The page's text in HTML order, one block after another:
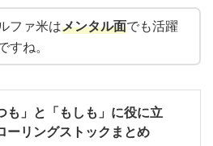
ファ米はメンタル面でも活躍
すね。
も」と「もしも」に役に立
ーリングストックまとめ